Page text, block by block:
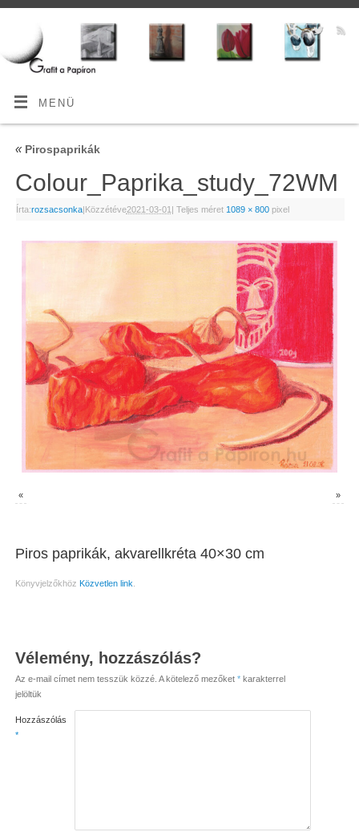
MENÜ
«Pirospaprikák
Colour_Paprika_study_72WM
Írta:rozsacsonka|Közzétéve2021-03-01 | Teljes méret 1089 × 800pixel
« »
Piros paprikák, akvarellkréta 40×30 cm
Könyvjelzőkhöz Közvetlen link
Vélemény, hozzászólás?
Az e-mail címet nem tesszük közzé. A kötelező mezőket *karakterrel
jelöltük
Hozzászólás
*